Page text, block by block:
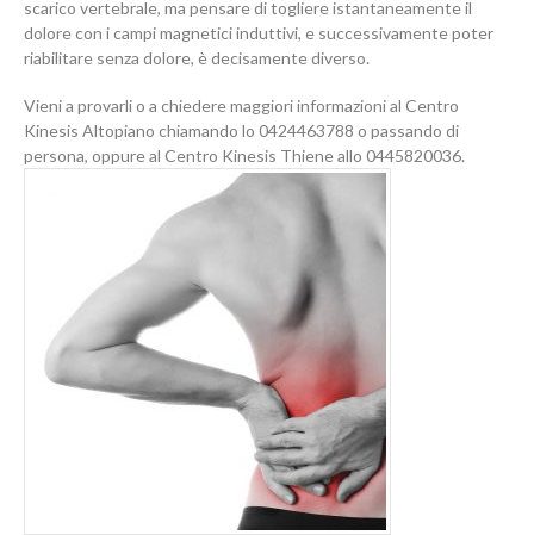
scarico vertebrale, ma pensare di togliere istantaneamente il
dolore con i campi magnetici induttivi, e successivamente poter
riabilitare senza dolore, è decisamente diverso.
Vieni a provarli o a chiedere maggiori informazioni al Centro
Kinesis Altopiano chiamando lo 0424463788 o passando di
persona, oppure al Centro Kinesis Thiene allo 0445820036.